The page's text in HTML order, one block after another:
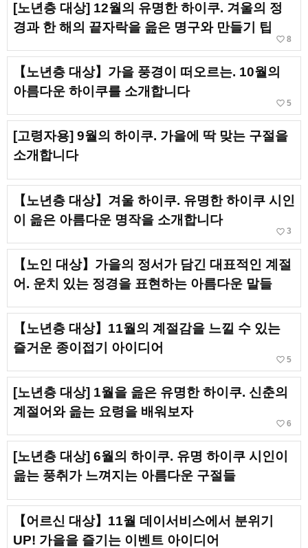
[노년층 대상] 12월의 유명한 하이쿠. 겨울의 정
경과 한 해의 끝자락을 읊은 명구와 만들기 팁
favorite_border 8
【노년층 대상】가을 풍경이 떠오르는. 10월의
아름다운 하이쿠를 소개합니다
favorite_border 5
[고령자용] 9월의 하이쿠. 가을에 딱 맞는 구절을
소개합니다
【노년층 대상】겨울 하이쿠. 유명한 하이쿠 시인
이 읊은 아름다운 명작을 소개합니다
favorite_border 3
【노인 대상】가을의 정서가 담긴 대표적인 계절
어. 운치 있는 정경을 표현하는 아름다운 말들
【노년층 대상】11월의 계절감을 느낄 수 있는
즐거운 종이접기 아이디어
favorite_border 5
[노년층 대상] 1월을 읊은 유명한 하이쿠. 신춘의
계절어와 읊는 요령을 배워보자
favorite_border 6
[노년층 대상] 6월의 하이쿠. 유명 하이쿠 시인이
읊는 풍취가 느껴지는 아름다운 구절들
【어르신 대상】11월 데이서비스에서 분위기
UP! 가을을 즐기는 이벤트 아이디어